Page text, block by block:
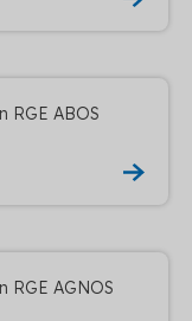
RGE ABOS
RGE AGNOS